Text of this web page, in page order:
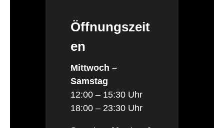
Öffnungszeit
en
Mittwoch –
Samstag
12:00 – 15:30 Uhr
18:00 – 23:30 Uhr